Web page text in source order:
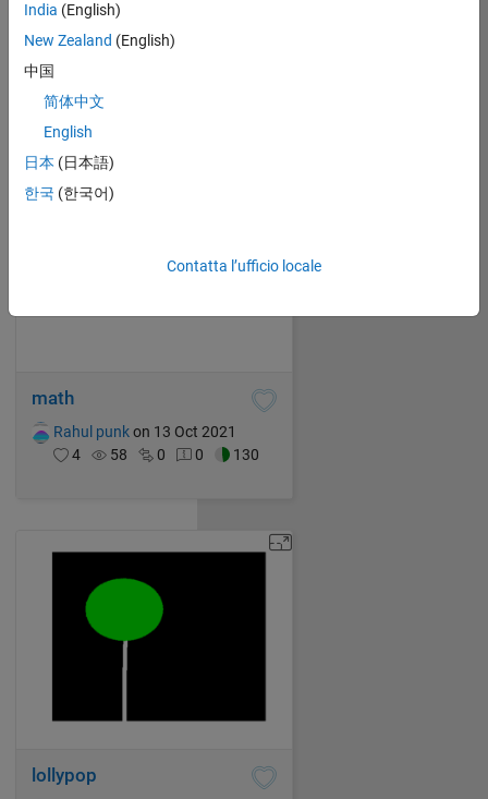
spider net
Rahul punk
on 18 Oct 2021
math
Rahul punkon 13 Oct 2021
4
58 0 0 130
lollypop
India (English)
New Zealand (English)
中国
简体中文
English
日本 (日本語)
한국 (한국어)
Contatta l’ufficio locale